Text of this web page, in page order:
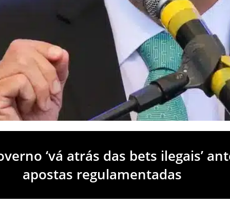
‘vá atrás das bets ilegais’
apostas regulamentadas